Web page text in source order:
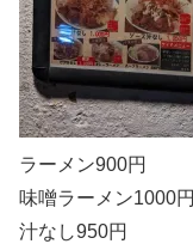
ラーメン900円
味噌ラーメン1000円
汁なし950円